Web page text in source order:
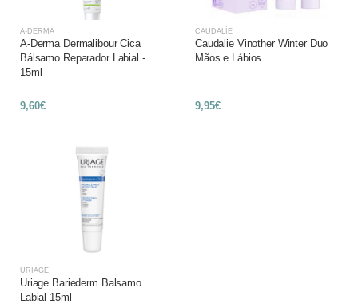
A-DERMA
A-Derma Dermalibour Cica
Bálsamo Reparador Labial -
15ml
9,60€
CAUDALÍE
Caudalie Vinother Winter Duo
Mãos e Lábios
9,95€
URIAGE
Uriage Bariederm Balsamo
Labial 15ml